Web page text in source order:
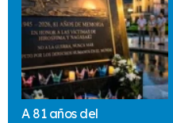
A 81 años del